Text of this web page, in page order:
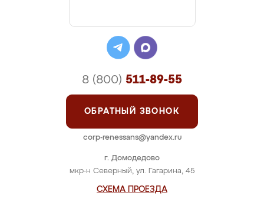
г. Домодедово
мкр-н Северный, ул. Гагарина, 45
СХЕМА ПРОЕЗДА
8 (800) 511-89-55
ОБРАТНЫЙ ЗВОНОК
corp-renessans@yandex.ru